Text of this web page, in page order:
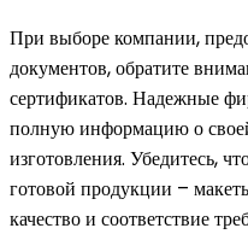
При выборе компании,
документов, обратите
сертификатов. Надежные
полную информацию о
изготовления. Убедитесь,
готовой продукции –
качество и соответствие